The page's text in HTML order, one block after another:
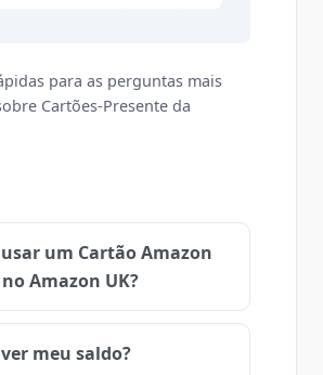
para as perguntas mais
Cartões-Presente da
usar um Cartão Amazon
no Amazon UK?
meu saldo?